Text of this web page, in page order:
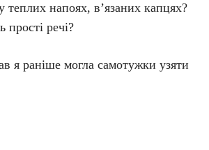
теплих напоях, в’язаних капцях?
прості речі?
я раніше могла самотужки узяти